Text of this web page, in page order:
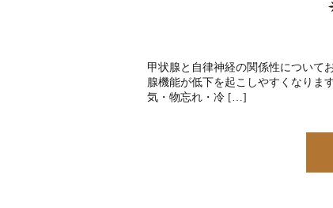
甲状腺と自律神経の関係性について
腺機能が低下を起こしやすくなりま
気・物忘れ・冷 […]